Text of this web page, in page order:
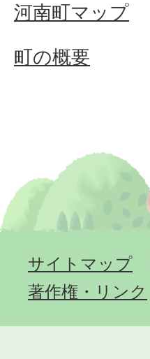
河南町マップ
町の概要
サイトマップ
著作権・リンク